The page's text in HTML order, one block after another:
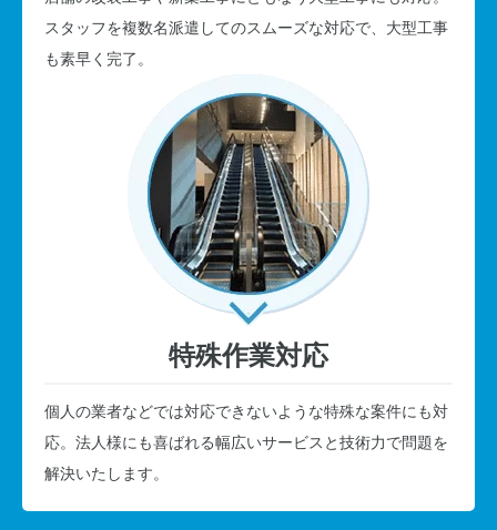
スタッフを複数名派遣してのスムーズな対応で、大型工事
も素早く完了。
特殊作業対応
個人の業者などでは対応できないような特殊な案件にも対
応。法人様にも喜ばれる幅広いサービスと技術力で問題を
解決いたします。